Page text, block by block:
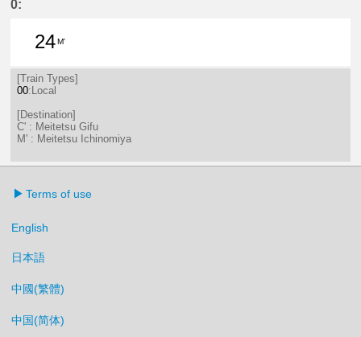
0:
24
24分はつ LocalMeitetsu
M'
[Train Types]
00:Local
[Destination]
C' : Meitetsu Gifu
M' : Meitetsu Ichinomiya
Terms of use
English
日本語
中國(繁體)
中国(简体)